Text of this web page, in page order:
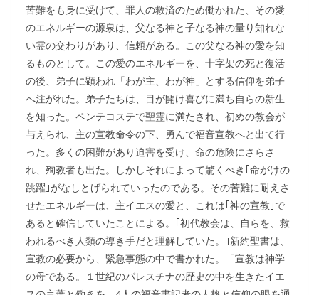
苦難をも身に受けて、罪人の救済のため働かれた、その愛
のエネルギーの源泉は、父なる神と子なる神の量り知れな
い霊の交わりがあり、信頼がある。この父なる神の愛を知
るものとして。この愛のエネルギーを、十字架の死と復活
の後、弟子に顕われ「わが主、わが神」とする信仰を弟子
へ注がれた。弟子たちは、目が開け喜びに満ち自らの新生
を知った。ペンテコステで聖霊に満たされ、初めの教会が
与えられ、主の宣教命令の下、勇んで福音宣教へと出て行
った。多くの困難があり迫害を受け、命の危険にさらさ
れ、殉教者も出た。しかしそれによって驚くべき｢命がけの
跳躍｣がなしとげられていったのである。その苦難に耐えさ
せたエネルギーは、主イエスの愛と、これは｢神の宣教｣で
あると確信していたことによる。｢初代教会は、自らを、救
われるべき人類の導き手だと理解していた。｣新約聖書は、
宣教の必要から、緊急事態の中で書かれた。「宣教は神学
の母である。１世紀のパレスチナの歴史の中を生きたイエ